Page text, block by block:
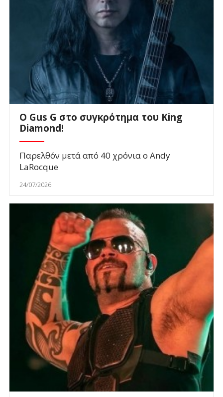
O Gus G στο συγκρότημα του King
Diamond!
Παρελθόν μετά από 40 χρόνια ο Andy
LaRocque
24/07/2026